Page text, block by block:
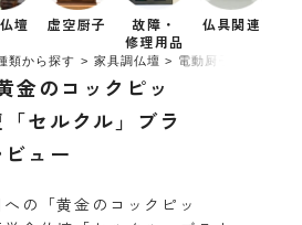
壇 虚空厨子
故障・
修理用品
仏具関連
類から探す 家具調仏壇 電動厨子扉
金のコックピッ
セルクル」ブラ
ュー
の「黄金のコックピッ